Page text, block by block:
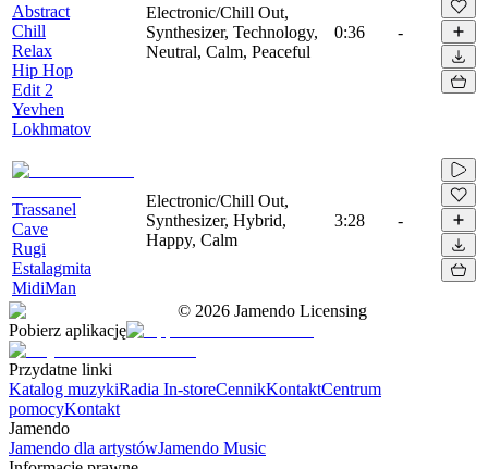
Abstract
Chill
Relax
Hip Hop
Edit 2
Yevhen
Lokhmatov
Electronic/Chill Out,
Synthesizer, Technology,
Neutral, Calm, Peaceful
0:36 -
Trassanel
Cave
Rugi
Estalagmita
MidiMan
Electronic/Chill Out,
Synthesizer, Hybrid,
Happy, Calm
3:28 -
© 2026 Jamendo Licensing
Pobierz aplikację
Przydatne linki
Katalog muzykiRadia In-storeCennikKontaktCentrum
pomocyKontakt
Jamendo
Jamendo dla artystówJamendo Music